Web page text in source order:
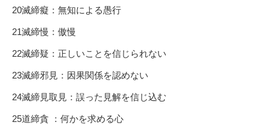
20滅締癡：無知による愚行
21滅締慢：傲慢
22滅締疑：正しいことを信じられない
23滅締邪見：因果関係を認めない
24滅締見取見：誤った見解を信じ込む
25道締貪 ：何かを求める心